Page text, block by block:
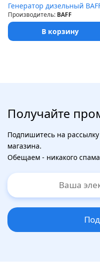
Производитель: BAFF
В корзину
Получайте
Подпишитесь на
магазина.
Обещаем - никакого